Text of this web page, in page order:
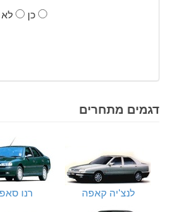
כן
דגמים מתחרים
לנצ'יה קאפה רנו